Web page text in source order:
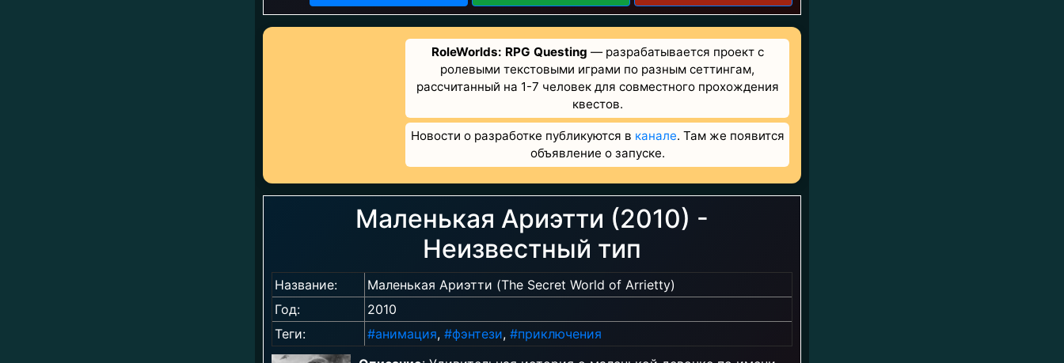
RoleWorlds: RPG Questing — разрабатывается проект с
ролевыми текстовыми играми по разным сеттингам,
рассчитанный на 1-7 человек для совместного прохождения
квестов.
Новости о разработке публикуются в канале. Там же появится
объявление о запуске.
Маленькая Ариэтти (2010) -
Неизвестный тип
Название:
Маленькая Ариэтти (The Secret World of Arrietty)
Год:
2010
Теги:
#анимация, #фэнтези, #приключения